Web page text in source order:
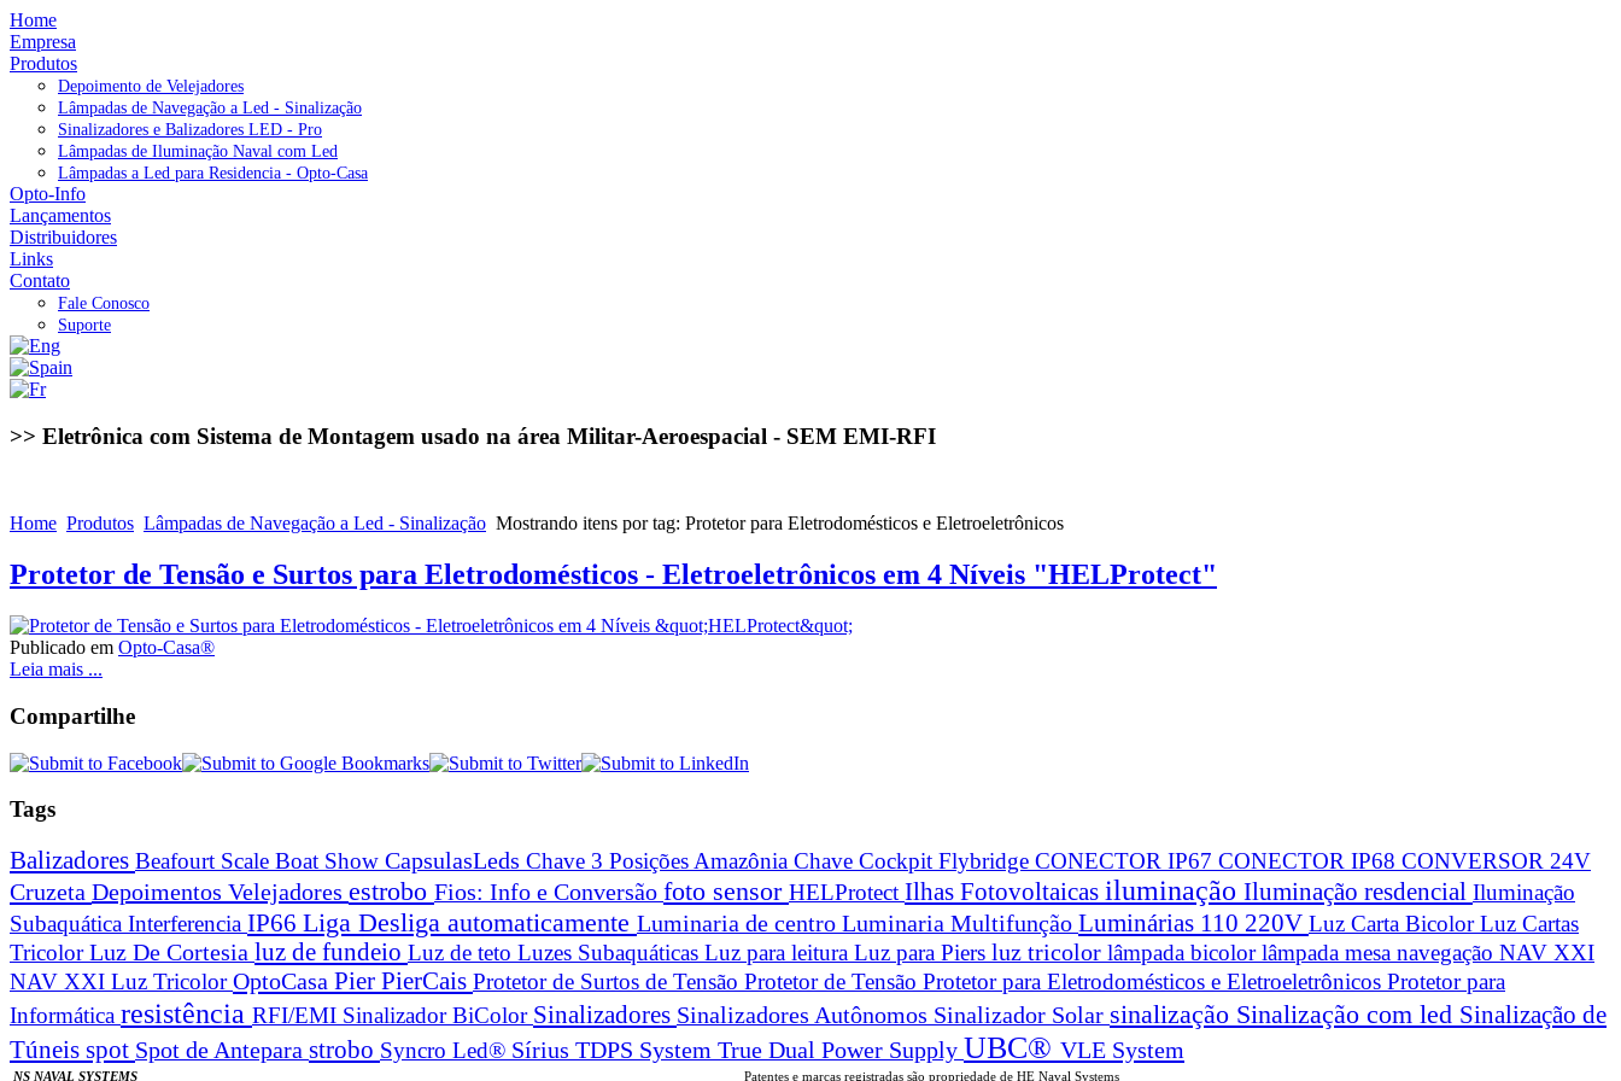
Home
Empresa
Produtos
Depoimento de Velejadores
Lâmpadas de Navegação a Led - Sinalização
Sinalizadores e Balizadores LED - Pro
Lâmpadas de Iluminação Naval com Led
Lâmpadas a Led para Residencia - Opto-Casa
Opto-Info
Lançamentos
Distribuidores
Links
Contato
Fale Conosco
Suporte
>> Eletrônica com Sistema de Montagem usado na área Militar-Aeroespacial - SEM EMI-RFI
Home Produtos Lâmpadas de Navegação a Led - Sinalização Mostrando itens por tag: Protetor para Eletrodomésticos e Eletroeletrônicos
Protetor de Tensão e Surtos para Eletrodomésticos - Eletroeletrônicos em 4 Níveis "HELProtect"
Publicado em Opto-Casa®
Leia mais ...
Compartilhe
Tags
Balizadores Beafourt Scale Boat Show CapsulasLeds Chave 3 Posições Amazônia Chave Cockpit Flybridge CONECTOR IP67 CONECTOR IP68 CONVERSOR 24V
Cruzeta Depoimentos Velejadores estrobo Fios: Info e Conversão foto sensor HELProtect Ilhas Fotovoltaicas iluminação Iluminação resdencial Iluminação
Subaquática Interferencia IP66 Liga Desliga automaticamente Luminaria de centro Luminaria Multifunção Luminárias 110 220V Luz Carta BicolorLuz Cartas
TricolorLuz De Cortesia luz de fundeio Luz de teto Luzes Subaquáticas Luz para leitura Luz para Piers luz tricolor lâmpada bicolorlâmpada mesa navegação NAV XXI
NAV XXI Luz TricolorOptoCasa Pier PierCais Protetor de Surtos de Tensão Protetor de Tensão Protetor para Eletrodomésticos e Eletroeletrônicos Protetor para
Informática resistência RFI/EMI Sinalizador BiColor Sinalizadores Sinalizadores Autônomos Sinalizador Solar sinalização Sinalização com led Sinalização de
Túneis spot Spot de Antepara strobo Syncro Led® Sírius TDPS System True Dual Power Supply UBC® VLE System
NS NAVAL SYSTEMS Patentes e marcas registradas são propriedade de HE Naval Systems